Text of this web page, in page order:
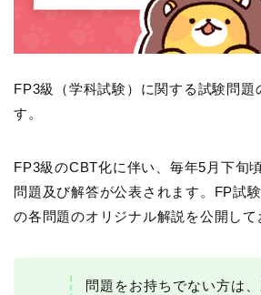
FP3級（学科試験）に関する試験問題
す。
FP3級のCBT化に伴い、毎年5月下旬
問題及び解答が公表されます。FP試
の各問題のオリジナル解説を公開して
問題をお持ちでない方は